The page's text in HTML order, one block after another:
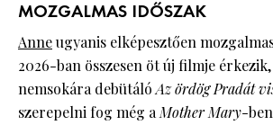
MOZGALMAS IDŐSZAK
Anneugyanis elképesztően
2026-ban összesen öt új filmje
nemsokára debütálóAz ördög Pradát
szerepelni fog még aMother Mary-